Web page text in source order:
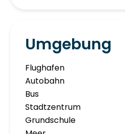
Umgebung
Flughafen
Autobahn
Bus
Stadtzentrum
Grundschule